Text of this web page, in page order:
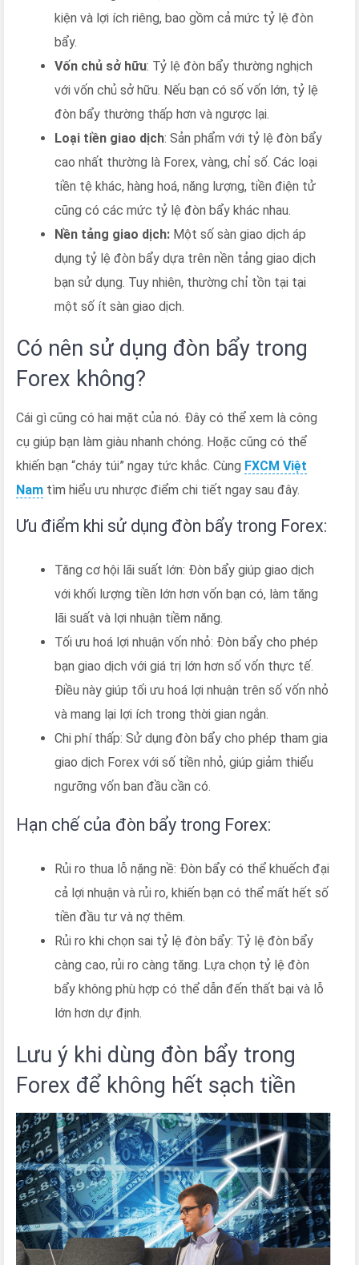
kiện và lợi ích riêng, bao gồm cả mức tỷ lệ đòn
bẩy.
Vốn chủ sở hữu: Tỷ lệ đòn bẩy thường nghịch
với vốn chủ sở hữu. Nếu bạn có số vốn lớn, tỷ lệ
đòn bẩy thường thấp hơn và ngược lại.
Loại tiền giao dịch: Sản phẩm với tỷ lệ đòn bẩy
cao nhất thường là Forex, vàng, chỉ số. Các loại
tiền tệ khác, hàng hoá, năng lượng, tiền điện tử
cũng có các mức tỷ lệ đòn bẩy khác nhau.
Nền tảng giao dịch: Một số sàn giao dịch áp
dụng tỷ lệ đòn bẩy dựa trên nền tảng giao dịch
bạn sử dụng. Tuy nhiên, thường chỉ tồn tại tại
một số ít sàn giao dịch.
Có nên sử dụng đòn bẩy trong
Forex không?
Cái gì cũng có hai mặt của nó. Đây có thể xem là công
cụ giúp bạn làm giàu nhanh chóng. Hoặc cũng có thể
khiến bạn “cháy túi” ngay tức khắc. Cùng FXCM Việt
Nam tìm hiểu ưu nhược điểm chi tiết ngay sau đây.
Ưu điểm khi sử dụng đòn bẩy trong Forex:
Tăng cơ hội lãi suất lớn: Đòn bẩy giúp giao dịch
với khối lượng tiền lớn hơn vốn bạn có, làm tăng
lãi suất và lợi nhuận tiềm năng.
Tối ưu hoá lợi nhuận vốn nhỏ: Đòn bẩy cho phép
bạn giao dịch với giá trị lớn hơn số vốn thực tế.
Điều này giúp tối ưu hoá lợi nhuận trên số vốn nhỏ
và mang lại lợi ích trong thời gian ngắn.
Chi phí thấp: Sử dụng đòn bẩy cho phép tham gia
giao dịch Forex với số tiền nhỏ, giúp giảm thiểu
ngưỡng vốn ban đầu cần có.
Hạn chế của đòn bẩy trong Forex:
Rủi ro thua lỗ nặng nề: Đòn bẩy có thể khuếch đại
cả lợi nhuận và rủi ro, khiến bạn có thể mất hết số
tiền đầu tư và nợ thêm.
Rủi ro khi chọn sai tỷ lệ đòn bẩy: Tỷ lệ đòn bẩy
càng cao, rủi ro càng tăng. Lựa chọn tỷ lệ đòn
bẩy không phù hợp có thể dẫn đến thất bại và lỗ
lớn hơn dự định.
Lưu ý khi dùng đòn bẩy trong
Forex để không hết sạch tiền